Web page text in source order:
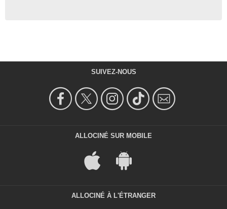
SUIVEZ-NOUS
ALLOCINÉ SUR MOBILE
ALLOCINÉ À L'ÉTRANGER